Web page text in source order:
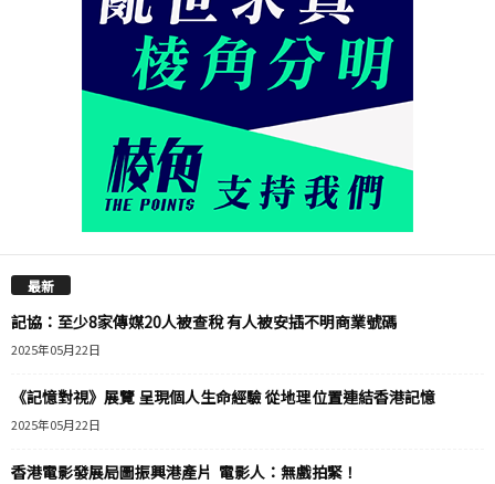
最新
記協：至少8家傳媒20人被查稅 有人被安插不明商業號碼
2025年05月22日
《記憶對視》展覽 呈現個人生命經驗 從地理位置連結香港記憶
2025年05月22日
香港電影發展局圖振興港產片 電影人：無戲拍緊！